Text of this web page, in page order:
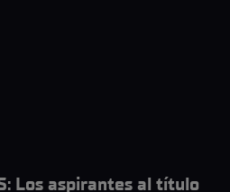
Los aspirantes al título